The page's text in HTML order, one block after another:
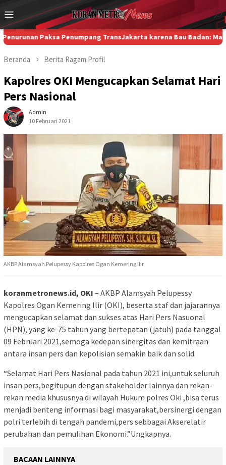
ke
konten
Menu
Mobile
Penumpang TransJakarta karena Bau Badan: Masuk
Beranda Berita Ragam Profil
Kapolres OKI Mengucapkan Selamat Hari
Pers Nasional
Admin
10 Februari 2021
AKBP Alamsyah Pelupessy Kapolres Ogan Kemering Ilir
koranmetronews.id, OKI – AKBP Alamsyah Pelupessy
Kapolres Ogan Kemering Ilir (OKI), beserta staf dan jajarannya
mengucapkan selamat dan sukses atas Hari Pers Nasuonal
(HPN), yang ke-75 tahun yang bertepatan (jatuh) pada tanggal
09 Februari 2021,semoga kedepan sinergitas dan kemitraan
antara insan pers dan kepolisian semakin baik dan solid.
“Selamat Hari Pers Nasional pada tahun 2021 ini,untuk seluruh
insan pers,begitupun dengan stakeholder lainnya dan rekan-
rekan media khususnya di wilayah Hukum polres Oki ,bisa terus
menjadi benteng informasi bagi masyarakat,bersinergi dengan
polri terlebih di tengah pandemi,pers sebbagai Akserelatir
perubahan dan pemulihan Ekonomi.”Ungkapnya.
BACAAN LAINNYA